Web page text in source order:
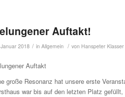
Auftakt!
2018 / in Allgemein / von Hanspeter Klasser
Auftakt
große Resonanz hat unsere erste
war bis auf den letzten Platz